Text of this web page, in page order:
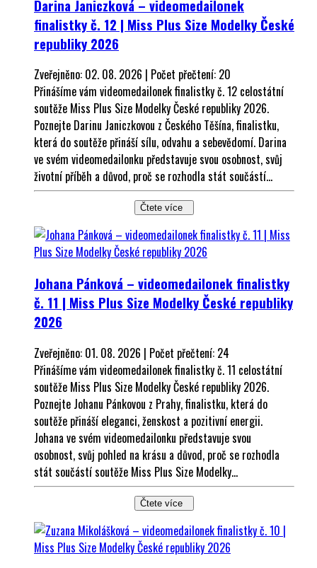
Darina Janiczková – videomedailonek
finalistky č. 12 | Miss Plus Size Modelky České
republiky 2026
Zveřejněno: 02. 08. 2026 | Počet přečtení: 20
Přinášíme vám videomedailonek finalistky č. 12 celostátní
soutěže Miss Plus Size Modelky České republiky 2026.
Poznejte Darinu Janiczkovou z Českého Těšína, finalistku,
která do soutěže přináší sílu, odvahu a sebevědomí. Darina
ve svém videomedailonku představuje svou osobnost, svůj
životní příběh a důvod, proč se rozhodla stát součástí...
Čtete více
Johana Pánková – videomedailonek finalistky
č. 11 | Miss Plus Size Modelky České republiky
2026
Zveřejněno: 01. 08. 2026 | Počet přečtení: 24
Přinášíme vám videomedailonek finalistky č. 11 celostátní
soutěže Miss Plus Size Modelky České republiky 2026.
Poznejte Johanu Pánkovou z Prahy, finalistku, která do
soutěže přináší eleganci, ženskost a pozitivní energii.
Johana ve svém videomedailonku představuje svou
osobnost, svůj pohled na krásu a důvod, proč se rozhodla
stát součástí soutěže Miss Plus Size Modelky...
Čtete více